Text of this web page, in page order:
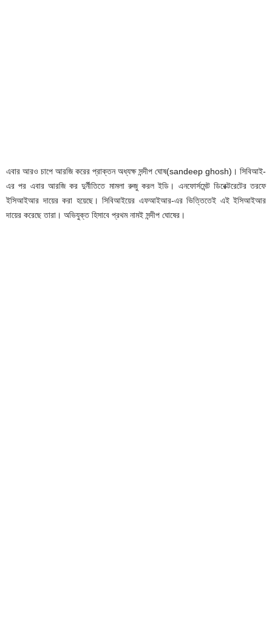
এবার আরও চাপে আরজি করের প্রাক্তন অধ্যক্ষ সন্দীপ ঘোষ(sandeep ghosh)। সিবিআই-
এর পর এবার আরজি কর দুর্নীতিতে মামলা রুজু করল ইডি। এনফোর্সমেন্ট ডিরেক্টরেটের তরফে
ইসিআইআর দায়ের করা হয়েছে। সিবিআইয়ের এফআইআর-এর ভিত্তিতেই এই ইসিআইআর
দায়ের করেছে তারা। অভিযুক্ত হিসাবে প্রথম নামই সন্দীপ ঘোষের।